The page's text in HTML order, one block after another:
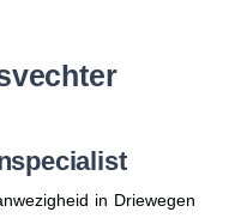
in Driewegen